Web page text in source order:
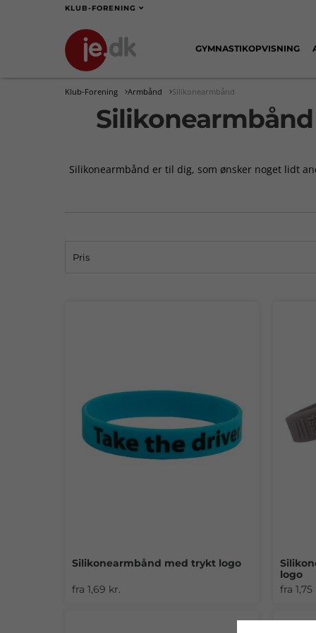
KLUB-FORENING
GYMNASTIKOPVISNING
Klub-Forening Armbånd Silikonearmbånd
Silikonearmbånd er til dig, som ønsker noget lidt
Pris
Silikonearmbånd med trykt logo
fra 1,69 kr.
logo
fra 1,75